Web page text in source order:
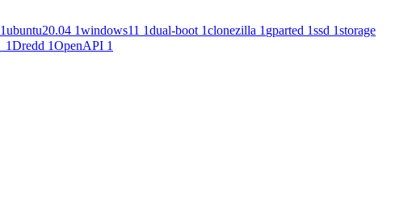
1ubuntu20.04 1windows11 1dual-boot 1clonezilla 1 gparted 1ssd 1storage
1Dredd 1OpenAPI 1